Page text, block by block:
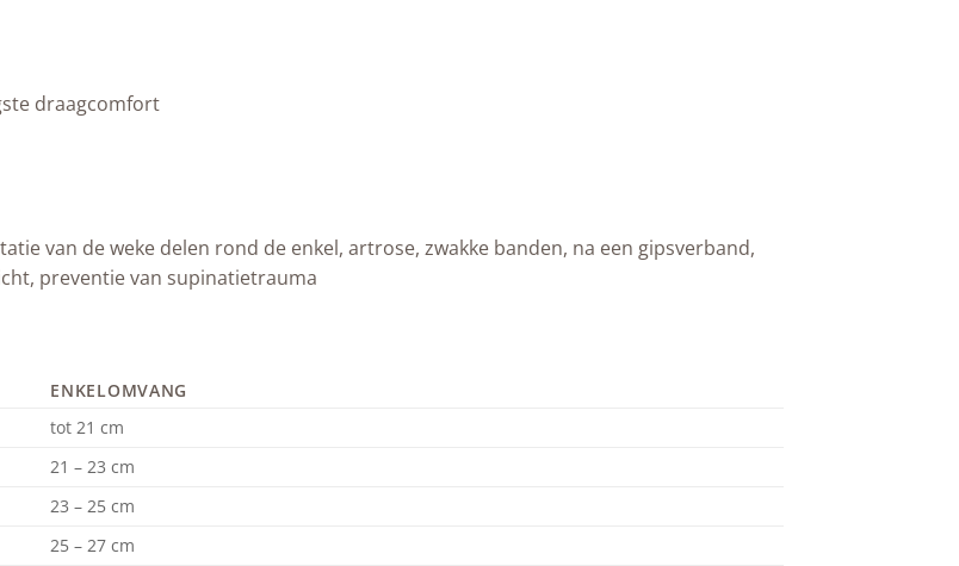
draagcomfort
van de weke delen rond de enkel, artrose, zwakke banden, na een gipsverband,
preventie van supinatietrauma
ENKELOMVANG
tot 21 cm
21 – 23 cm
23 – 25 cm
25 – 27 cm